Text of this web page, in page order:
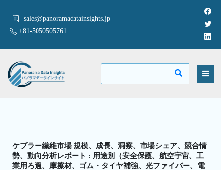
sales@panoramadatainsights.jp
+81-5050505761
ケブラー繊維市場 規模、成長、洞察、市場シェア、競合情
勢、動向分析レポート : 用途別（安全保護、航空宇宙、工
業用ろ過、摩擦材、ゴム・タイヤ補強、光ファイバー、電